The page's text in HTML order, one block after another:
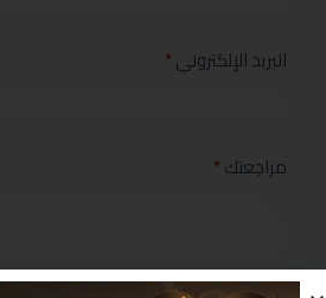
البريد الإلكتروني*
مراجعتك*